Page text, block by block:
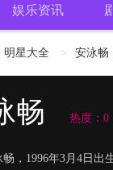
娱乐资讯
明星大全 > 安泳畅
畅 热度：0
畅，1996年3月4日出